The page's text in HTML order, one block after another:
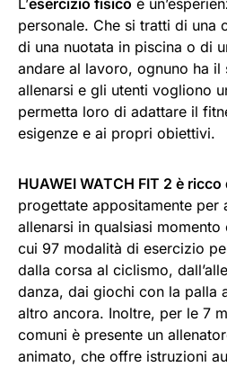
personale. Che si tratti di una
di una nuotata in piscina o di
andare al lavoro, ognuno ha
allenarsi e gli utenti vogliono
permetta loro di adattare il
esigenze e ai propri obiettivi.
HUAWEI WATCH FIT 2 è
progettate appositamente per
allenarsi in qualsiasi
cui 97 modalità di esercizio
dalla corsa al ciclismo,
danza, dai giochi con la palla
altro ancora. Inoltre, per le 7
comuni è presente un
animato, che offre istruzioni